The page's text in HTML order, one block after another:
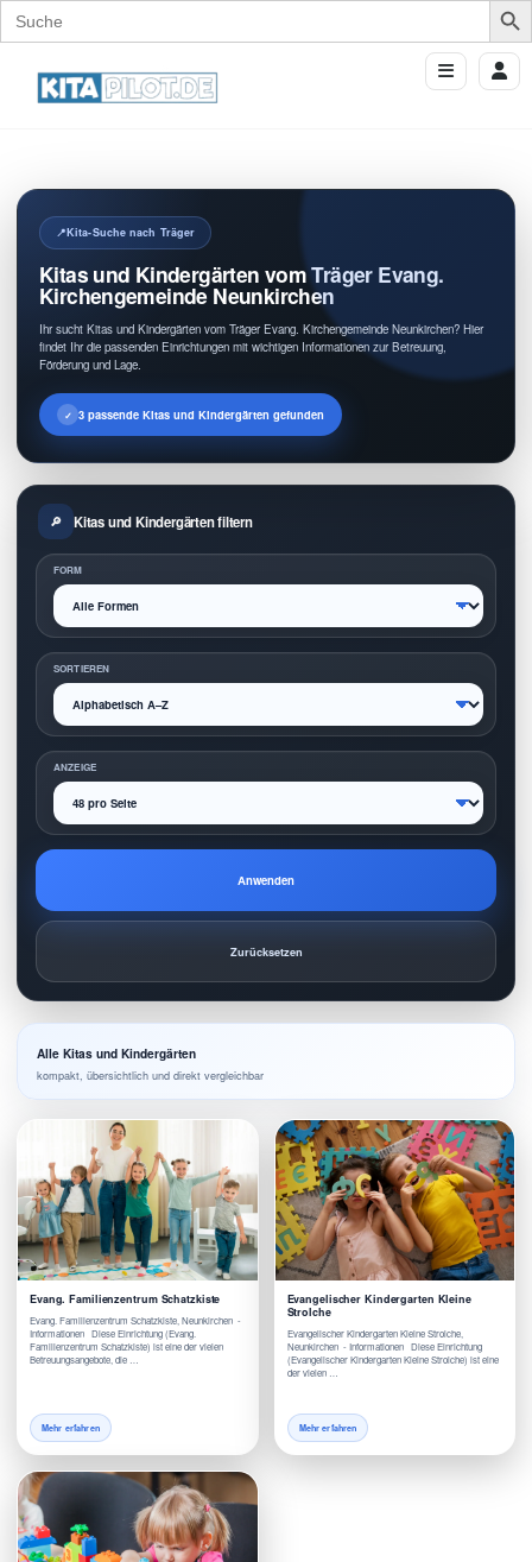
Search
for:
Kita-Suche nach Träger
Kitas und Kindergärten vom Träger Evang.
Kirchengemeinde Neunkirchen
Ihr sucht Kitas und Kindergärten vom Träger Evang. Kirchengemeinde Neunkirchen? Hier
findet Ihr die passenden Einrichtungen mit wichtigen Informationen zur Betreuung,
Förderung und Lage.
3 passende Kitas und Kindergärten gefunden
Kitas und Kindergärten filtern
FORM
SORTIEREN
ANZEIGE
Anwenden
Zurücksetzen
Alle Kitas und Kindergärten
kompakt, übersichtlich und direkt vergleichbar
Evang. Familienzentrum Schatzkiste
Evang. Familienzentrum Schatzkiste, Neunkirchen -
Informationen Diese Einrichtung (Evang.
Familienzentrum Schatzkiste) ist eine der vielen
Betreuungsangebote, die …
Mehr erfahren
Evangelischer Kindergarten Kleine
Strolche
Evangelischer Kindergarten Kleine Strolche,
Neunkirchen - Informationen Diese Einrichtung
(Evangelischer Kindergarten Kleine Strolche) ist eine
der vielen …
Mehr erfahren